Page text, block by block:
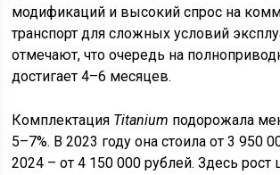
модификаций и высокий спрос на
транспорт для сложных условий
отмечают, что очередь на
достигает 4–6 месяцев.
Комплектация Titanium подорожала
5–7%. В 2023 году она стоила от 3 950
2024 – от 4 150 000 рублей. Здесь рост